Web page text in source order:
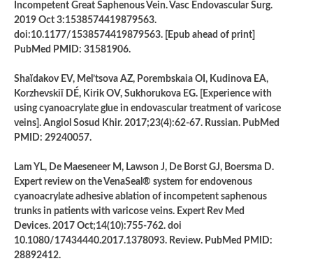
Incompetent Great Saphenous Vein. Vasc Endovascular Surg.
2019 Oct 3:1538574419879563.
doi:10.1177/1538574419879563. [Epub ahead of print]
PubMed PMID: 31581906.
Shaĭdakov EV, Mel’tsova AZ, Porembskaia OI, Kudinova EA,
Korzhevskiĭ DÉ, Kirik OV, Sukhorukova EG. [Experience with
using cyanoacrylate glue in endovascular treatment of varicose
veins]. Angiol Sosud Khir. 2017;23(4):62-67. Russian. PubMed
PMID: 29240057.
Lam YL, De Maeseneer M, Lawson J, De Borst GJ, Boersma D.
Expert review on the VenaSeal® system for endovenous
cyanoacrylate adhesive ablation of incompetent saphenous
trunks in patients with varicose veins. Expert Rev Med
Devices. 2017 Oct;14(10):755-762. doi
10.1080/17434440.2017.1378093. Review. PubMed PMID:
28892412.